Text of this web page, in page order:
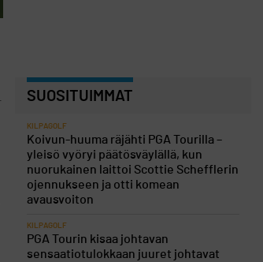
SUOSITUIMMAT
KILPAGOLF
Koivun-huuma räjähti PGA Tourilla –
yleisö vyöryi päätösväylällä, kun
nuorukainen laittoi Scottie Schefflerin
ojennukseen ja otti komean
avausvoiton
KILPAGOLF
PGA Tourin kisaa johtavan
sensaatiotulokkaan juuret johtavat